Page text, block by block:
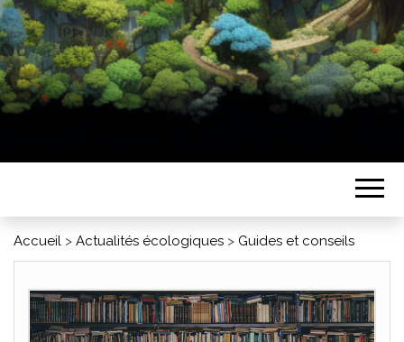
Accueil > Actualités écologiques > Guides et conseils